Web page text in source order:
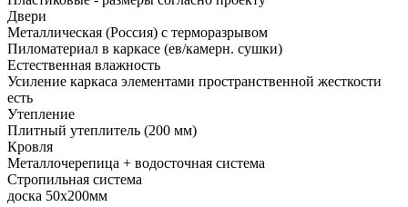
Двери
Металлическая (Россия) с терморазрывом
Пиломатериал в каркасе (ев/камерн. сушки)
Естественная влажность
Усиление каркаса элементами пространственной жесткости
есть
Утепление
Плитный утеплитель (200 мм)
Кровля
Металлочерепица + водосточная система
Стропильная система
доска 50х200мм